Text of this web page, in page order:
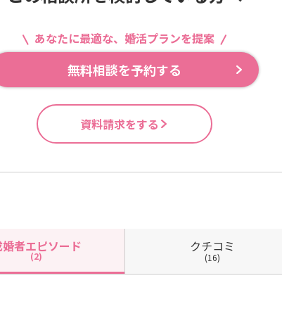
あなたに最適な、婚活プランを提案
無料相談を予約する
資料請求をする
者エピソード
(2)
クチコミ
(16)